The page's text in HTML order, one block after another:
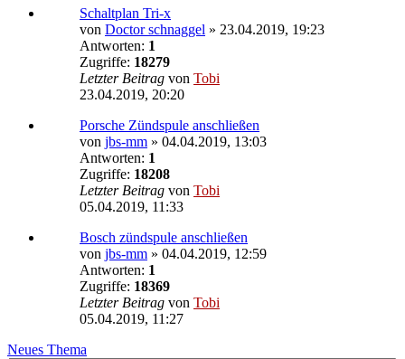
Schaltplan Tri-x
von Doctor schnaggel » 23.04.2019, 19:23
Antworten: 1
Zugriffe: 18279
Letzter Beitrag von Tobi
23.04.2019, 20:20
Porsche Zündspule anschließen
von jbs-mm » 04.04.2019, 13:03
Antworten: 1
Zugriffe: 18208
Letzter Beitrag von Tobi
05.04.2019, 11:33
Bosch zündspule anschließen
von jbs-mm » 04.04.2019, 12:59
Antworten: 1
Zugriffe: 18369
Letzter Beitrag von Tobi
05.04.2019, 11:27
Neues Thema